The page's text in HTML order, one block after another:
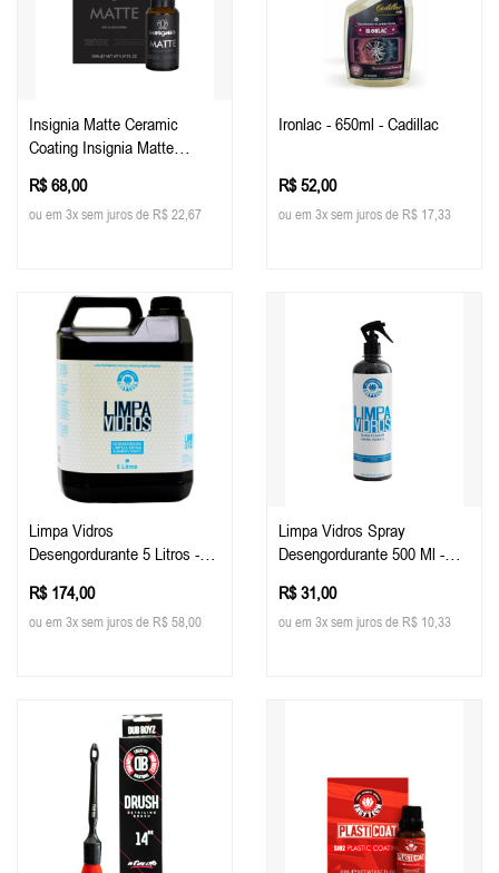
Insignia Matte Ceramic
Coating Insignia Matte
30ml - Easytech
R$ 68,00
ou em 3x sem juros de R$ 22,67
Ironlac - 650ml - Cadillac
R$ 52,00
ou em 3x sem juros de R$ 17,33
Limpa Vidros
Desengordurante 5 Litros -
R$ 174,00
ou em 3x sem juros de R$ 58,00
Limpa Vidros Spray
Desengordurante 500 Ml -
R$ 31,00
ou em 3x sem juros de R$ 10,33